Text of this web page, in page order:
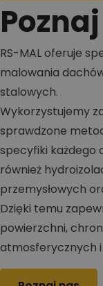
RS-MAL oferuje
malowania
stalowych.
Wykorzystujemy
sprawdzone
specyfiki każdego
również
przemysłowych
Dzięki temu
powierzchni,
atmosferycznych i